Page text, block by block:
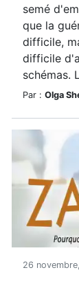
semé
que la
difficile,
difficile
schémas.
Par : Olga
26